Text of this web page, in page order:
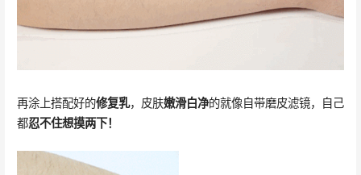
再涂上搭配好的修复乳，皮肤嫩滑白净的就像自带磨皮滤镜，自己
都忍不住想摸两下！